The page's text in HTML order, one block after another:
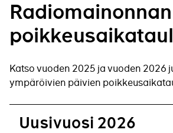
Radiomainonnan
Katso vuoden 2025 ja vuoden 2026
ympäröivien päivien
Uusivuosi 2026